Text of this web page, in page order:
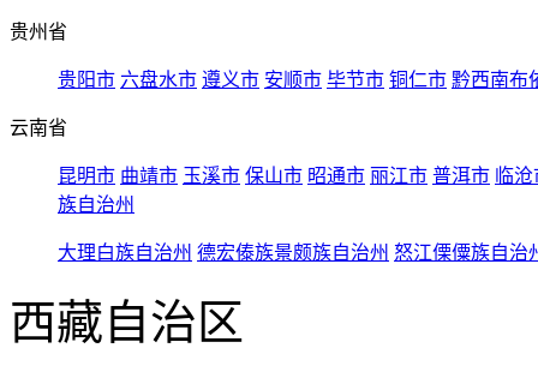
贵州省
贵阳市 六盘水市 遵义市 安顺市 毕节市 铜仁市 黔西南布
云南省
昆明市 曲靖市 玉溪市 保山市 昭通市 丽江市 普洱市 临
族自治州
大理白族自治州 德宏傣族景颇族自治州 怒江傈僳族自治
西藏自治区